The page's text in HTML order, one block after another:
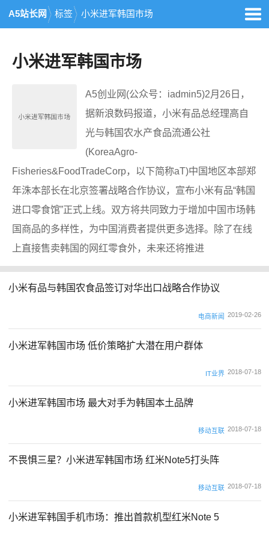
A5站长网 标签 小米进军韩国市场
小米进军韩国市场
A5创业网(公众号：iadmin5)2月26日，
据新浪数码报道，小米有品总经理高自
光与韩国农水产食品流通公社
(KoreaAgro-
Fisheries&FoodTradeCorp，以下简称aT)中国地区本部郑
年洙本部长在北京签署战略合作协议，宣布小米有品“韩国
进口零食馆”正式上线。双方将共同致力于增加中国市场韩
国商品的多样性，为中国消费者提供更多选择。除了在线
上直接售卖韩国的网红零食外，未来还将推进
小米有品与韩国农食品签订对华出口战略合作协议
电商新闻 2019-02-26
小米进军韩国市场 低价策略扩大潜在用户群体
IT业界 2018-07-18
小米进军韩国市场 最大对手为韩国本土品牌
移动互联 2018-07-18
不畏惧三星？小米进军韩国市场 红米Note5打头阵
移动互联 2018-07-18
小米进军韩国手机市场：推出首款机型红米Note 5